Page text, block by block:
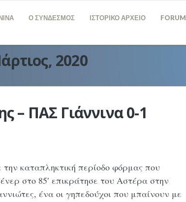
Ο ΣΥΝΔΕΣΜΟΣ ΙΣΤΟΡΙΚΟ ΑΡΧΕΙΟ FORUM
2020
– ΠΑΣ Γιάννινα 0-1
καταπληκτική περίοδο φόρμας που
στο 85′ επικράτησε του Αστέρα στην
ένα οι γηπεδούχοι που μπαίνουν με